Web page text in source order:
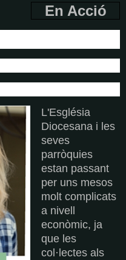
En Acció
L'Església
Diocesana i les
seves
parròquies
estan passant
per uns mesos
molt complicats
a nivell
econòmic, ja
que les
col·lectes als